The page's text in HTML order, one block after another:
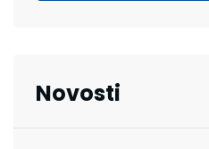
Novosti